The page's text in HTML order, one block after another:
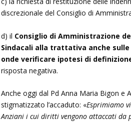
discrezionale del Consiglio di
d) il Consiglio di Amministrazione
Sindacali alla trattativa anche
onde verificare ipotesi di
risposta negativa.
Anche oggi dal Pd Anna Maria Bigon e
stigmatizzato l’accaduto: «Esprimiamo
Anziani i cui diritti vengono attaccati da